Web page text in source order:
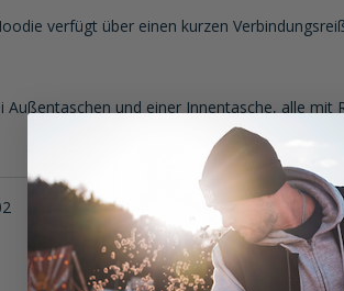
verfügt über einen kurzen
Außentaschen und einer Innentasche, alle